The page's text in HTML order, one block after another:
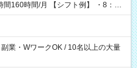
シフト例】 ・8：00
業・WワークOK / 10名以上の大量